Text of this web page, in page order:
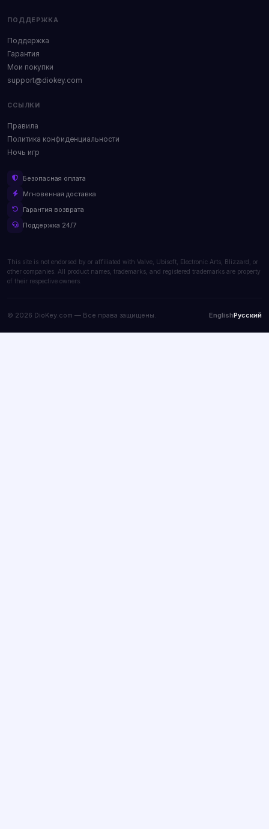
ПОДДЕРЖКА
Поддержка
Гарантия
Мои покупки
support@diokey.com
ССЫЛКИ
Правила
Политика конфиденциальности
Ночь игр
Безопасная оплата
Мгновенная доставка
Гарантия возврата
Поддержка 24/7
This site is not endorsed by or affiliated with Valve, Ubisoft, Electronic Arts, Blizzard, or
other companies. All product names, trademarks, and registered trademarks are property
of their respective owners.
© 2026 DioKey.com — Все права защищены. EnglishРусский